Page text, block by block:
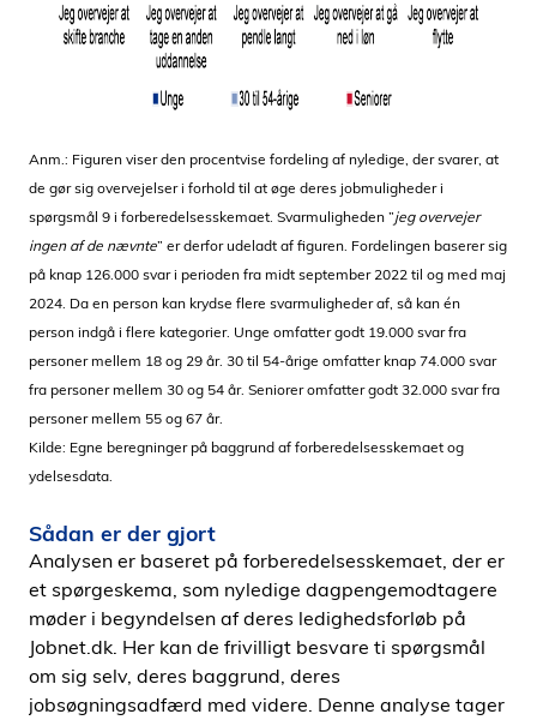
Anm.: Figuren viser den procentvise fordeling af nyledige, der svarer, at
de gør sig overvejelser i forhold til at øge deres jobmuligheder i
spørgsmål 9 i forberedelsesskemaet. Svarmuligheden ”jeg overvejer
ingen af de nævnte” er derfor udeladt af figuren. Fordelingen baserer sig
på knap 126.000 svar i perioden fra midt september 2022 til og med maj
2024. Da en person kan krydse flere svarmuligheder af, så kan én
person indgå i flere kategorier. Unge omfatter godt 19.000 svar fra
personer mellem 18 og 29 år. 30 til 54-årige omfatter knap 74.000 svar
fra personer mellem 30 og 54 år. Seniorer omfatter godt 32.000 svar fra
personer mellem 55 og 67 år.
Kilde: Egne beregninger på baggrund af forberedelsesskemaet og
ydelsesdata.
Sådan er der gjort
Analysen er baseret på forberedelsesskemaet, der er
et spørgeskema, som nyledige dagpengemodtagere
møder i begyndelsen af deres ledighedsforløb på
Jobnet.dk. Her kan de frivilligt besvare ti spørgsmål
om sig selv, deres baggrund, deres
jobsøgningsadfærd med videre. Denne analyse tager